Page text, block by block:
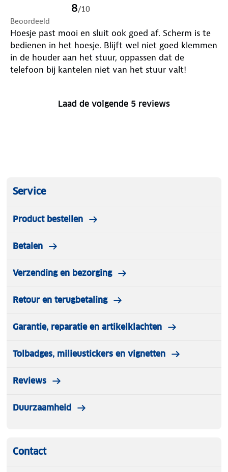
8/10
Beoordeeld
Hoesje past mooi en sluit ook goed af. Scherm is te
bedienen in het hoesje. Blijft wel niet goed klemmen
in de houder aan het stuur, oppassen dat de
telefoon bij kantelen niet van het stuur valt!
Laad de volgende 5 reviews
Service
Product bestellen
Betalen
Verzending en bezorging
Retour en terugbetaling
Garantie, reparatie en artikelklachten
Tolbadges, milieustickers en vignetten
Reviews
Duurzaamheid
Contact